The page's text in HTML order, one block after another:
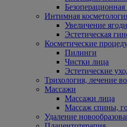
Интимная
Увеличение
Эстетическая
Косметические
Пилинги
Чистки лица
Эстетические
Трихология, лечение
Массажи
Массажи лица
Массаж спины,
Удаление